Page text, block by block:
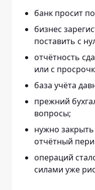
банк просит
бизнес
поставить с
отчётность
или с
база учёта
прежний
вопросы;
нужно
отчётный
операций
силами уже